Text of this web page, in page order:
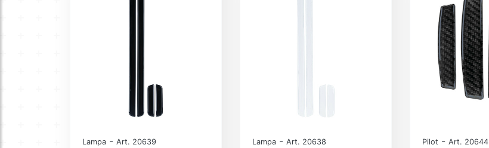
Lampa - Art. 20639 Lampa - Art. 20638 Pilot - Art. 20644